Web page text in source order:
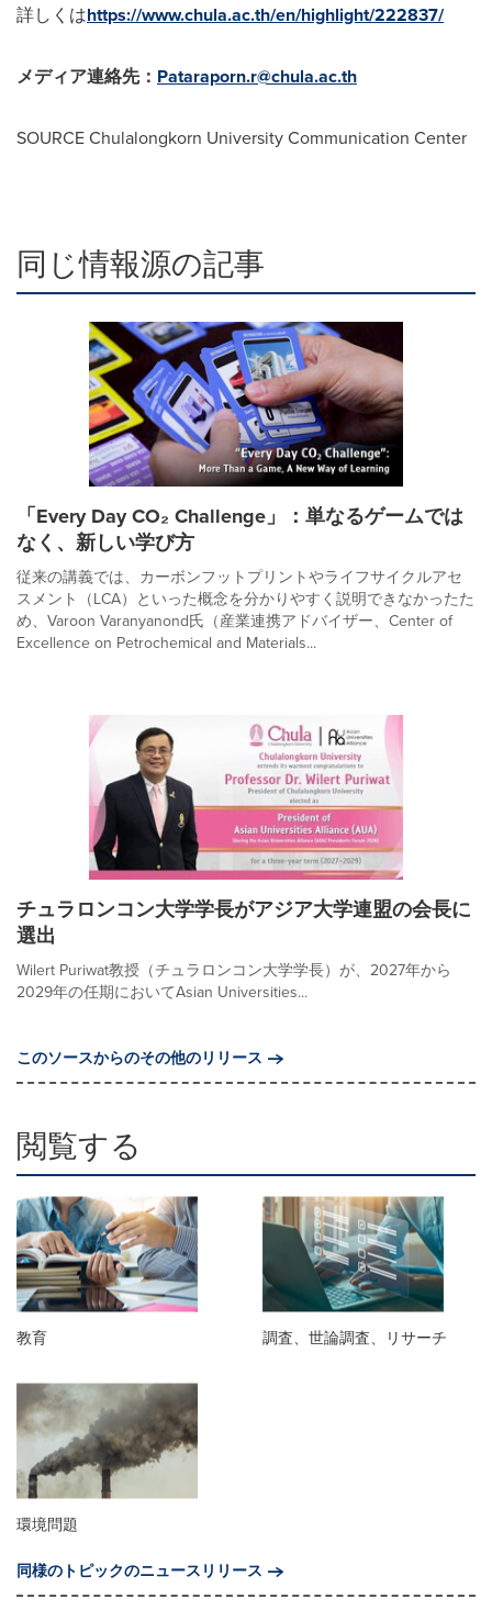
詳しくはhttps://www.chula.ac.th/en/highlight/222837/
メディア連絡先： Pataraporn.r@chula.ac.th
SOURCEChulalongkorn UniversityCommunication Center
同じ情報源の記事
「Every Day CO₂ Challenge」：単なるゲームでは
なく、新しい学び方
従来の講義では、カーボンフットプリントやライフサイクルアセ
スメント（LCA）といった概念を分かりやすく説明できなかったた
め、Varoon Varanyanond氏（産業連携アドバイザー、Center of
Excellence on Petrochemical and Materials...
チュラロンコン大学学長がアジア大学連盟の会長に
選出
Wilert Puriwat教授（チュラロンコン大学学長）が、2027年から
2029年の任期においてAsian Universities...
このソースからのその他のリリース
閲覧する
教育 調査、世論調査、リサーチ
環境問題
同様のトピックのニュースリリース